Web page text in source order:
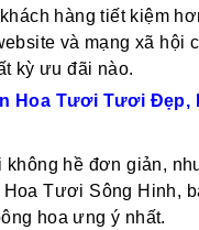
hàng tiết kiệm
và mạng xã hội
kỳ ưu đãi nào.
Hoa Tươi Tươi Đẹp,
không hề đơn giản,
Tươi Sông Hinh,
hoa ưng ý nhất.